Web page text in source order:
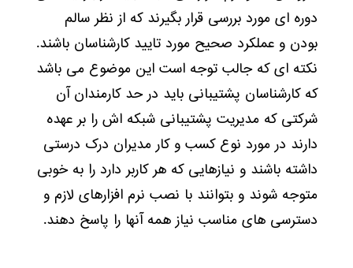
دوره ای مورد بررسی قرار بگیرند که از نظر سالم
بودن و عملکرد صحیح مورد تایید کارشناسان باشند.
نکته ای که جالب توجه است این موضوع می باشد
که کارشناسان پشتیبانی باید در حد کارمندان آن
شرکتی که مدیریت پشتیبانی شبکه اش را بر عهده
دارند در مورد نوع کسب و کار مدیران درک درستی
داشته باشند و نیازهایی که هر کاربر دارد را به خوبی
متوجه شوند و بتوانند با نصب نرم افزارهای لازم و
دسترسی های مناسب نیاز همه آنها را پاسخ دهند.